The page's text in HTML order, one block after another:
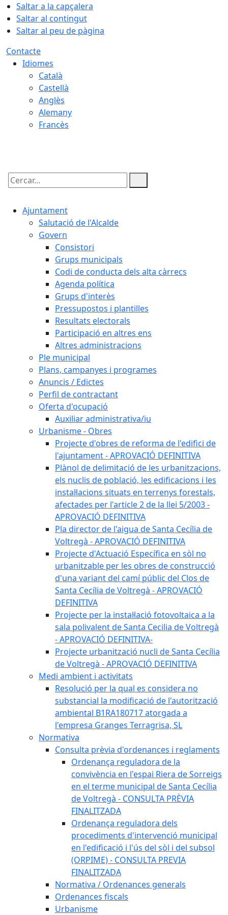
Saltar a la capçalera
Saltar al contingut
Saltar al peu de pàgina
Contacte
Idiomes
Català
Castellà
Anglès
Alemany
Francès
Cercar:
Ajuntament
Salutació de l'Alcalde
Govern
Consistori
Grups municipals
Codi de conducta dels alta càrrecs
Agenda política
Grups d'interès
Pressupostos i plantilles
Resultats electorals
Participació en altres ens
Altres administracions
Ple municipal
Plans, campanyes i programes
Anuncis / Edictes
Perfil de contractant
Oferta d'ocupació
Auxiliar administrativa/iu
Urbanisme - Obres
Projecte d'obres de reforma de l'edifici de
l'ajuntament - APROVACIÓ DEFINITIVA
Plànol de delimitació de les urbanitzacions,
els nuclis de població, les edificacions i les
instal·lacions situats en terrenys forestals,
afectades per l'article 2 de la llei 5/2003 -
APROVACIÓ DEFINITIVA
Pla director de l'aigua de Santa Cecília de
Voltregà - APROVACIÓ DEFINITIVA
Projecte d'Actuació Específica en sòl no
urbanitzable per les obres de construcció
d'una variant del camí públic del Clos de
Santa Cecília de Voltregà - APROVACIÓ
DEFINITIVA
Projecte per la instal·lació fotovoltaica a la
sala polivalent de Santa Cecilia de Voltregà
- APROVACIÓ DEFINITIVA-
Projecte urbanització nucli de Santa Cecília
de Voltregà - APROVACIÓ DEFINITIVA
Medi ambient i activitats
Resolució per la qual es considera no
substancial la modificació de l'autorització
ambiental B1RA180717 atorgada a
l'empresa Granges Terragrisa, SL
Normativa
Consulta prèvia d'ordenances i reglaments
Ordenança reguladora de la
convivència en l'espai Riera de Sorreigs
en el terme municipal de Santa Cecília
de Voltregà - CONSULTA PRÈVIA
FINALITZADA
Ordenança reguladora dels
procediments d'intervenció municipal
en l'edificació i l'ús del sòl i del subsol
(ORPIME) - CONSULTA PREVIA
FINALITZADA
Normativa / Ordenances generals
Ordenances fiscals
Urbanisme